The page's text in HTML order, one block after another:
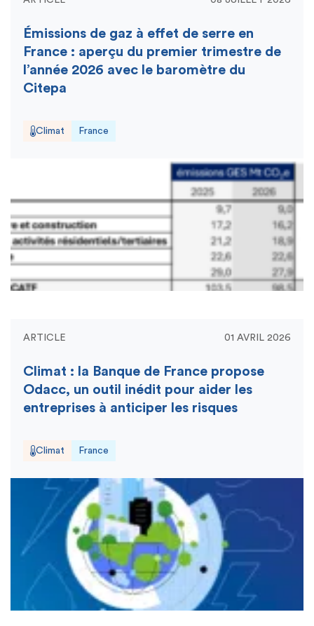
Émissions de gaz à effet de serre en
France : aperçu du premier trimestre de
l’année 2026 avec le baromètre du
Citepa
Climat France
ARTICLE 01 AVRIL 2026
Climat : la Banque de France propose
Odacc, un outil inédit pour aider les
entreprises à anticiper les risques
Climat France